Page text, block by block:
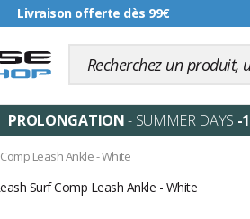
Livraison offerte dès 99€
PROLONGATION- SUMMER DAYS -
Comp Leash Ankle - White